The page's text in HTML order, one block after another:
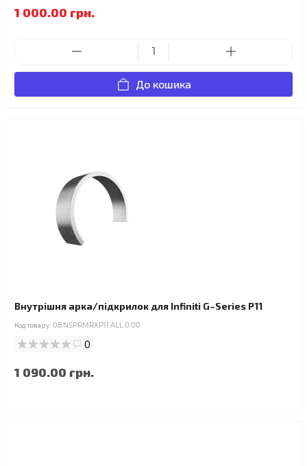
1 000.00 грн.
До кошика
Внутрішня арка/підкрилок для Infiniti G–Series P11
Код товару: 08.NSPRMRXP11.ALL.0.00
0
1 090.00 грн.